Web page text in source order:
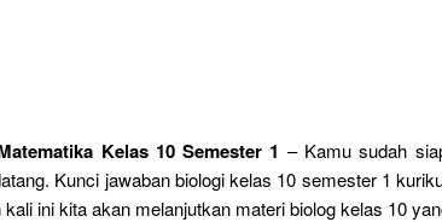
Kelas 10 Semester 1 – Kamu sudah
Kunci jawaban biologi kelas 10 semester 1
ini kita akan melanjutkan materi biolog kelas 10